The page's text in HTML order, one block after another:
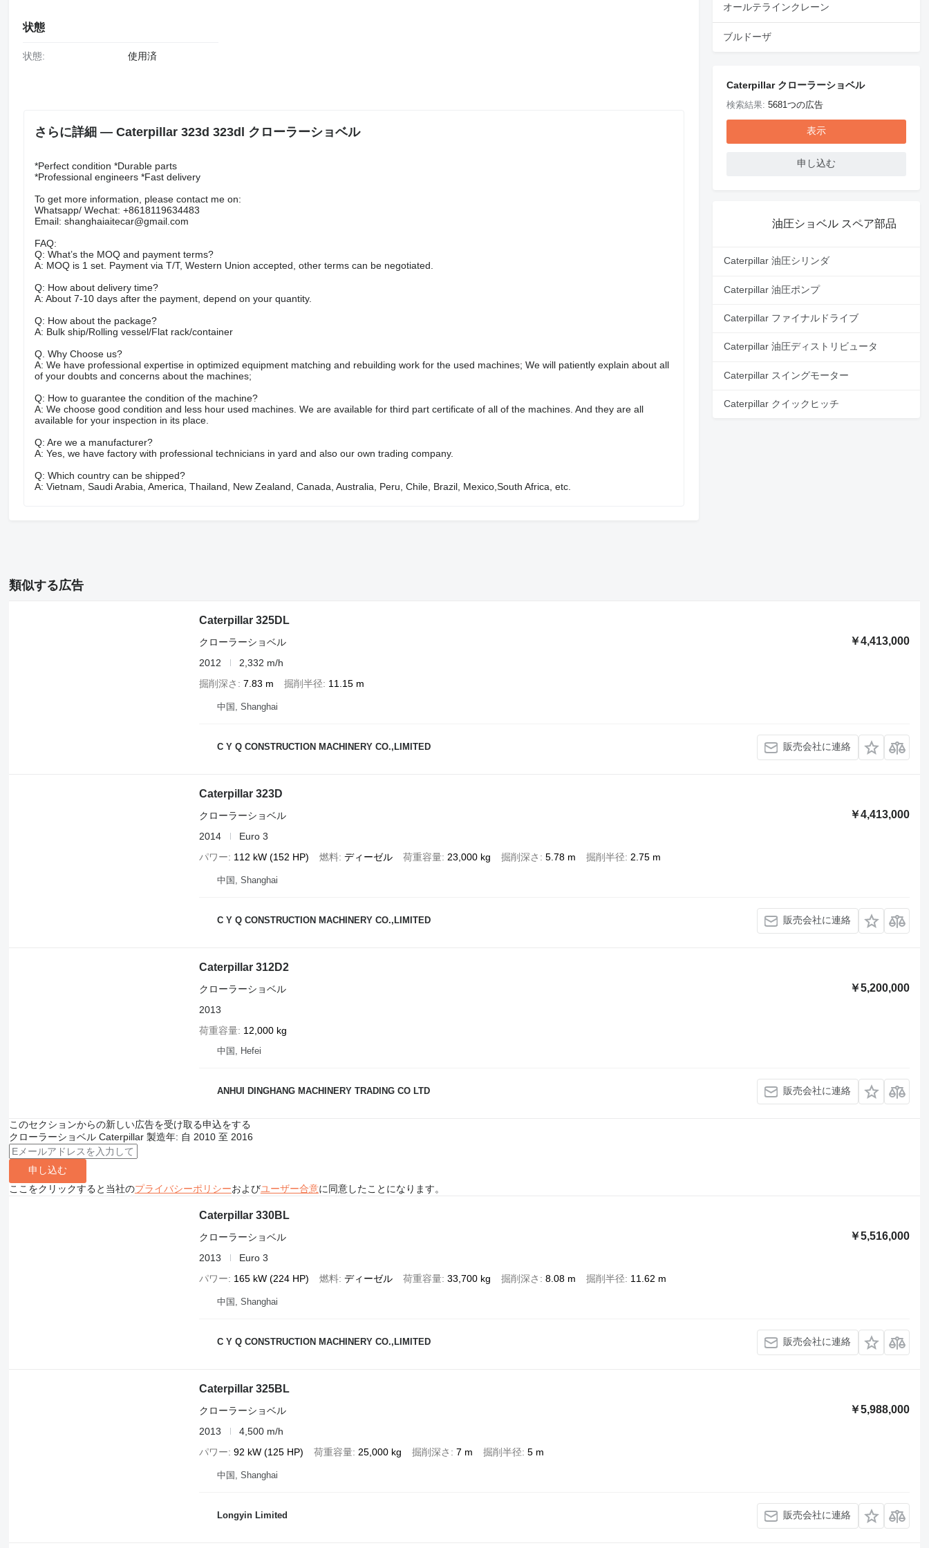
状態
状態: 使用済
さらに詳細 — Caterpillar 323d 323dl クローラーショベル
*Perfect condition *Durable parts
*Professional engineers *Fast delivery
To get more information, please contact me on:
Whatsapp/ Wechat: +8618119634483
Email: shanghaiaitecar@gmail.com
FAQ:
Q: What’s the MOQ and payment terms?
A: MOQ is 1 set. Payment via T/T, Western Union accepted, other terms can be negotiated.
Q: How about delivery time?
A: About 7-10 days after the payment, depend on your quantity.
Q: How about the package?
A: Bulk ship/Rolling vessel/Flat rack/container
Q. Why Choose us?
A: We have professional expertise in optimized equipment matching and rebuilding work for the used machines; We will patiently explain about all
of your doubts and concerns about the machines;
Q: How to guarantee the condition of the machine?
A: We choose good condition and less hour used machines. We are available for third part certificate of all of the machines. And they are all
available for your inspection in its place.
Q: Are we a manufacturer?
A: Yes, we have factory with professional technicians in yard and also our own trading company.
Q: Which country can be shipped?
A: Vietnam, Saudi Arabia, America, Thailand, New Zealand, Canada, Australia, Peru, Chile, Brazil, Mexico,South Africa, etc.
オールテラインクレーン
ブルドーザ
Caterpillar クローラーショベル
検索結果:5681つの広告
表示
申し込む
油圧ショベル スペア部品
Caterpillar 油圧シリンダ
Caterpillar 油圧ポンプ
Caterpillar ファイナルドライブ
Caterpillar 油圧ディストリビュータ
Caterpillar スイングモーター
Caterpillar クイックヒッチ
類似する広告
Caterpillar 325DL
￥4,413,000
クローラーショベル
2012
2,332 m/h
掘削深さ
7.83 m 掘削半径 11.15 m
中国, Shanghai
C Y Q CONSTRUCTION MACHINERY CO.,LIMITED 販売会社に連絡
Caterpillar 323D
￥4,413,000
クローラーショベル
2014
Euro 3
パワー
112 kW (152 HP) 燃料 ディーゼル 荷重容量 23,000 kg 掘削深さ 5.78 m 掘削半径 2.75 m
中国, Shanghai
C Y Q CONSTRUCTION MACHINERY CO.,LIMITED 販売会社に連絡
Caterpillar 312D2
￥5,200,000
クローラーショベル
2013
荷重容量 12,000 kg
中国, Hefei
ANHUI DINGHANG MACHINERY TRADING CO LTD 販売会社に連絡
このセクションからの新しい広告を受け取る申込をする
クローラーショベル Caterpillar 製造年: 自 2010 至 2016
申し込む
ここをクリックすると当社のプライバシーポリシーおよびユーザー合意に同意したことになります。
Caterpillar 330BL
￥5,516,000
クローラーショベル
2013
Euro 3
パワー
165 kW (224 HP) 燃料 ディーゼル 荷重容量 33,700 kg 掘削深さ 8.08 m 掘削半径 11.62 m
中国, Shanghai
C Y Q CONSTRUCTION MACHINERY CO.,LIMITED 販売会社に連絡
Caterpillar 325BL
￥5,988,000
クローラーショベル
2013
4,500 m/h
パワー 92 kW (125 HP) 荷重容量 25,000 kg 掘削深さ 7 m 掘削半径 5 m
中国, Shanghai
Longyin Limited 販売会社に連絡